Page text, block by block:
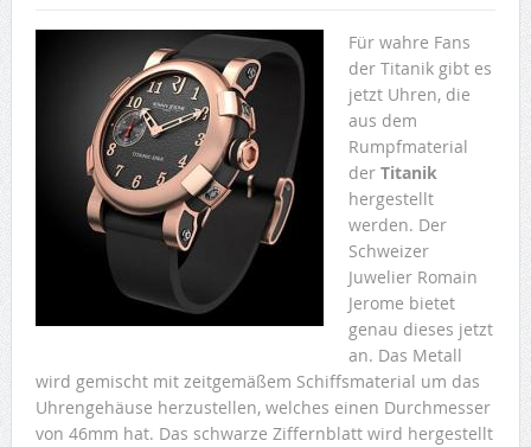
Für wahre Fans
der Titanik gibt es
jetzt Uhren, die
aus dem
Rumpfmaterial
der Titanik
hergestellt
werden. Der
Schweizer
Juwelier Romain
Jerome bietet
genau dieses jetzt
an. Das Metall
wird gemischt mit zeitgemäßem Schiffsmaterial um das
Uhrengehäuse herzustellen, welches einen Durchmesser
von 46mm hat. Das schwarze Ziffernblatt wird hergestellt